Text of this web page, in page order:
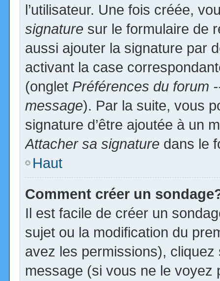
l’utilisateur. Une fois créée,
signature sur le formulaire de
aussi ajouter la signature par
activant la case
(onglet Préférences du forum
message). Par la suite, vous
signature d’être ajoutée à un
Attacher sa signature dans le
Haut
Comment créer un
Il est facile de créer un
sujet ou la modification du
avez les permissions), cliquez
message (si vous ne le voyez